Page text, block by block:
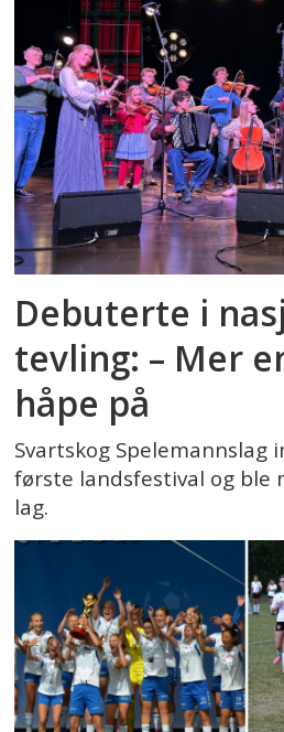
Debuterte i
tevling: – Mer
håpe på
Svartskog Spelemannslag
første landsfestival og ble
lag.